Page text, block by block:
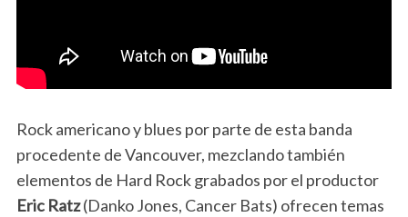
Rock americano y blues por parte de esta banda
procedente de Vancouver, mezclando también
elementos de Hard Rock grabados por el productor
Eric Ratz(Danko Jones, Cancer Bats) ofrecen temas